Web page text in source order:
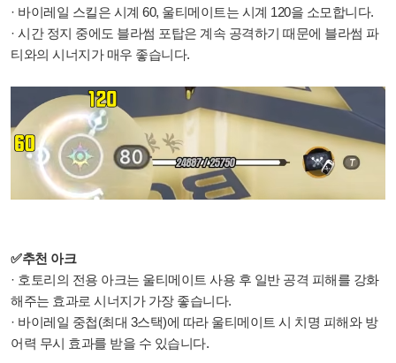
· 바이레일 스킬은 시계 60, 울티메이트는 시계 120을 소모합니다.
· 시간 정지 중에도 블라썸 포탑은 계속 공격하기 때문에 블라썸 파
티와의 시너지가 매우 좋습니다.
✅추천 아크
· 호토리의 전용 아크는 울티메이트 사용 후 일반 공격 피해를 강화
해주는 효과로 시너지가 가장 좋습니다.
· 바이레일 중첩(최대 3스택)에 따라 울티메이트 시 치명 피해와 방
어력 무시 효과를 받을 수 있습니다.